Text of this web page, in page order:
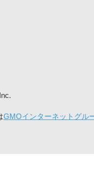
GMOインターネットグル